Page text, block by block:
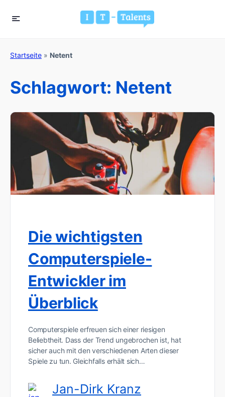
Startseite » Netent
Schlagwort: Netent
Die wichtigsten
Computerspiele-
Entwickler im
Überblick
Computerspiele erfreuen sich einer riesigen
Beliebtheit. Dass der Trend ungebrochen ist, hat
sicher auch mit den verschiedenen Arten dieser
Spiele zu tun. Gleichfalls erhält sich…
Jan-Dirk Kranz